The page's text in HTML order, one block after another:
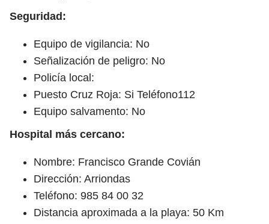
Seguridad:
Equipo de vigilancia: No
Señalización de peligro: No
Policía local:
Puesto Cruz Roja: Si Teléfono112
Equipo salvamento: No
Hospital más cercano:
Nombre: Francisco Grande Covián
Dirección: Arriondas
Teléfono: 985 84 00 32
Distancia aproximada a la playa: 50 Km